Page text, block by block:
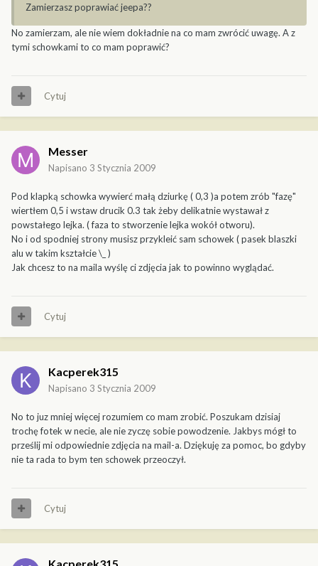
Zamierzasz poprawiać jeepa??
No zamierzam, ale nie wiem dokładnie na co mam zwrócić uwagę. A z
tymi schowkami to co mam poprawić?
Cytuj
Messer
Napisano 3 Stycznia 2009
Pod klapką schowka wywierć małą dziurkę ( 0,3 )a potem zrób "fazę"
wiertłem 0,5 i wstaw drucik 0.3 tak żeby delikatnie wystawał z
powstałego lejka. ( faza to stworzenie lejka wokół otworu).
No i od spodniej strony musisz przykleić sam schowek ( pasek blaszki
alu w takim kształcie \_ )
Jak chcesz to na maila wyślę ci zdjęcia jak to powinno wyglądać.
Cytuj
Kacperek315
Napisano 3 Stycznia 2009
No to juz mniej więcej rozumiem co mam zrobić. Poszukam dzisiaj
trochę fotek w necie, ale nie zyczę sobie powodzenie. Jakbys mógł to
prześlij mi odpowiednie zdjęcia na mail-a. Dziękuję za pomoc, bo gdyby
nie ta rada to bym ten schowek przeoczył.
Cytuj
Kacperek315